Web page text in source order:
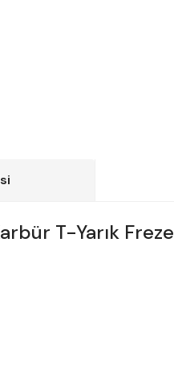
T-Yarık Freze